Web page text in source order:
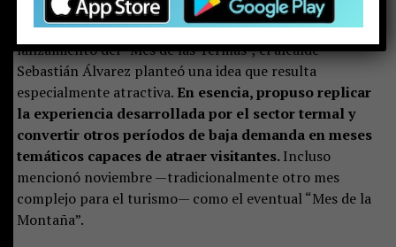
En ese contexto, durante su intervención en el
lanzamiento del “Mes de las Termas”, el alcalde
Sebastián Álvarez planteó una idea que resulta
especialmente atractiva. En esencia, propuso replicar
la experiencia desarrollada por el sector termal y
convertir otros períodos de baja demanda en meses
temáticos capaces de atraer visitantes.Incluso
mencionó noviembre —tradicionalmente otro mes
complejo para el turismo— como el eventual “Mes de la
Montaña”.